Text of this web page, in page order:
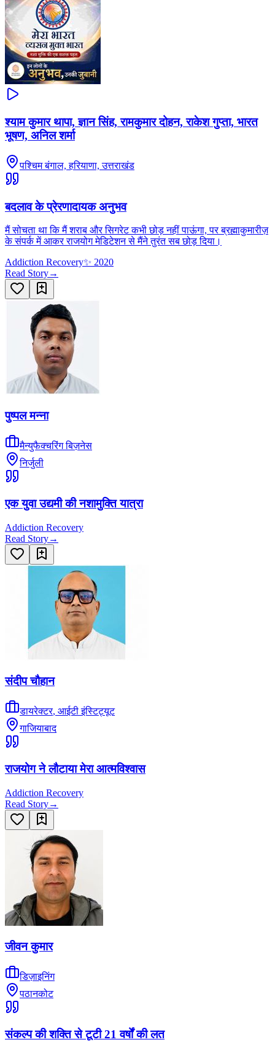
श्याम कुमार थापा, ज्ञान सिंह, रामकुमार दोहन, राकेश गुप्ता, भारत
भूषण, अनिल शर्मा
पश्चिम बंगाल, हरियाणा, उत्तराखंड
बदलाव के प्रेरणादायक अनुभव
मैं सोचता था कि मैं शराब और सिगरेट कभी छोड़ नहीं पाऊंगा, पर ब्रह्माकुमारीज़
के संपर्क में आकर राजयोग मेडिटेशन से मैंने तुरंत सब छोड़ दिया।
Addiction Recovery✨ 2020
Read Story→
पुष्पल मन्ना
मैन्युफैक्चरिंग बिज़नेस
निर्जुली
एक युवा उद्यमी की नशामुक्ति यात्रा
Addiction Recovery
Read Story→
संदीप चौहान
डायरेक्टर, आईटी इंस्टिट्यूट
गाजियाबाद
राजयोग ने लौटाया मेरा आत्मविश्वास
Addiction Recovery
Read Story→
जीवन कुमार
डिज़ाइनिंग
पठानकोट
संकल्प की शक्ति से टूटी 21 वर्षों की लत